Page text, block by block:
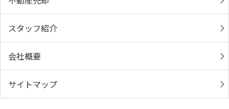
スタッフ紹介
会社概要
サイトマップ